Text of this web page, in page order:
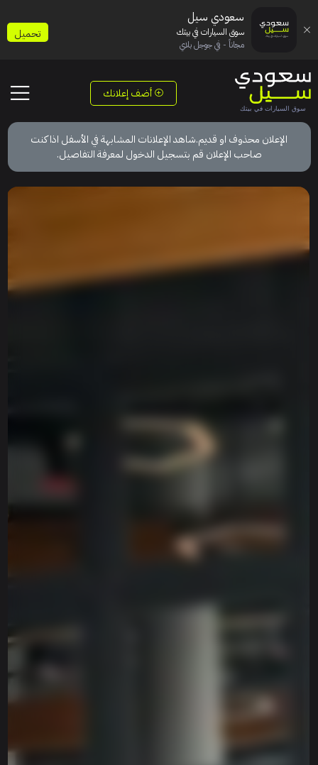
أضف إعلانك
الإعلان محذوف او قديم.شاهد الإعلانات المشابهة في الأسفل اذا كنت
صاحب الإعلان قم بتسجيل الدخول لمعرفة التفاصيل.
سعودي سيل
سوق السيارات في بيتك
مجاناً - في جوجل بلاي
تحميل